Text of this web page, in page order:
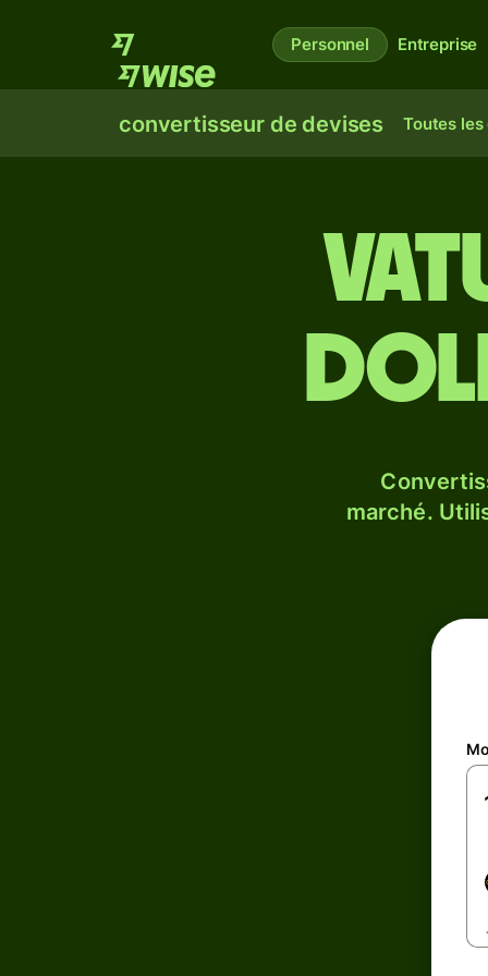
Personnel Entreprise
convertisseur de devises Toutes les
marché.